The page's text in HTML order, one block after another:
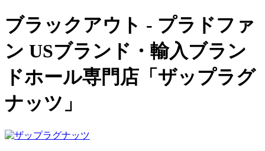
ブラックアウト - プラドファ
ン USブランド・輸入ブラン
ドホール専門店「ザップラグ
ナッツ」